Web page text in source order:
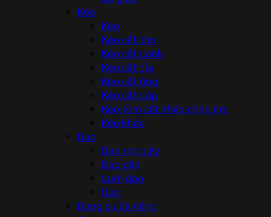
Kéo
Kéo
Kéo cắt tôn
Kéo cắt cành
Kéo cắt tỉa
Kéo cắt ống
Kéo cắt cáp
Kéo, kìm cắt thép cộng lực
Kéo khác
Dao
Dao rọc giấy
Dao gấp
Lưỡi dao
Dao
Dụng cụ đa năng